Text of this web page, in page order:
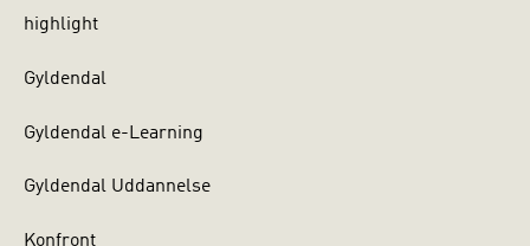
highlight
Gyldendal
Gyldendal e-Learning
Gyldendal Uddannelse
Konfront